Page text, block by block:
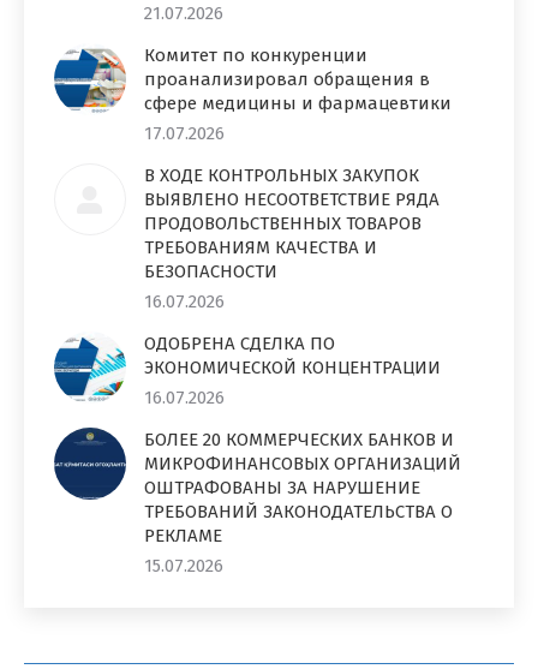
21.07.2026
Комитет по конкуренции
проанализировал обращения в
сфере медицины и фармацевтики
17.07.2026
В ХОДЕ КОНТРОЛЬНЫХ ЗАКУПОК
ВЫЯВЛЕНО НЕСООТВЕТСТВИЕ РЯДА
ПРОДОВОЛЬСТВЕННЫХ ТОВАРОВ
ТРЕБОВАНИЯМ КАЧЕСТВА И
БЕЗОПАСНОСТИ
16.07.2026
ОДОБРЕНА СДЕЛКА ПО
ЭКОНОМИЧЕСКОЙ КОНЦЕНТРАЦИИ
16.07.2026
БОЛЕЕ 20 КОММЕРЧЕСКИХ БАНКОВ И
МИКРОФИНАНСОВЫХ ОРГАНИЗАЦИЙ
ОШТРАФОВАНЫ ЗА НАРУШЕНИЕ
ТРЕБОВАНИЙ ЗАКОНОДАТЕЛЬСТВА О
РЕКЛАМЕ
15.07.2026